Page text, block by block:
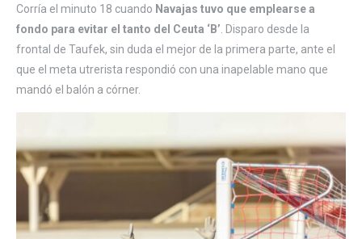
Corría el minuto 18 cuando Navajas tuvo que emplearse a
fondo para evitar el tanto del Ceuta ‘B’ . Disparo desde la
frontal de Taufek, sin duda el mejor de la primera parte, ante el
que el meta utrerista respondió con una inapelable mano que
mandó el balón a córner.